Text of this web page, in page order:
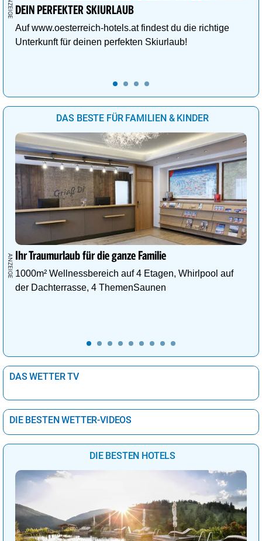
DEIN PERFEKTER SKIURLAUB
Auf www.oesterreich-hotels.at findest du die richtige
Unterkunft für deinen perfekten Skiurlaub!
DAS BESTE FÜR FAMILIEN & KINDER
Ihr Traumurlaub für die ganze Familie
1000m² Wellnessbereich auf 4 Etagen, Whirlpool auf
der Dachterrasse, 4 ThemenSaunen
DAS WETTER TV
DIE BESTEN WETTER-VIDEOS
DIE BESTEN HOTELS